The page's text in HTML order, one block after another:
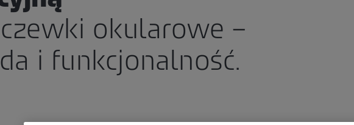
okularowe –
i funkcjonalność.